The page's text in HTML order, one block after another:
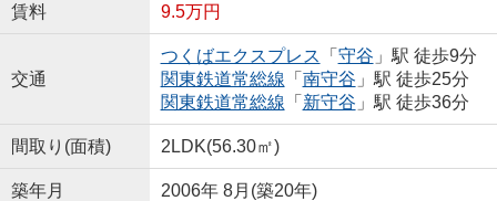
賃料 9.5万円
交通
つくばエクスプレス 「 守谷 」駅 徒歩9分
関東鉄道常総線 「 南守谷 」駅 徒歩25分
関東鉄道常総線 「 新守谷 」駅 徒歩36分
間取り(面積) 2LDK(56.30㎡)
築年月 2006年 8月(築20年)